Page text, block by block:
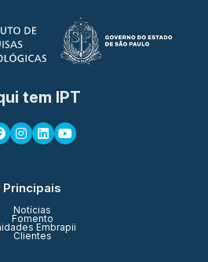
tem IPT
Principais
Notícias
Fomento
Embrapii
Clientes